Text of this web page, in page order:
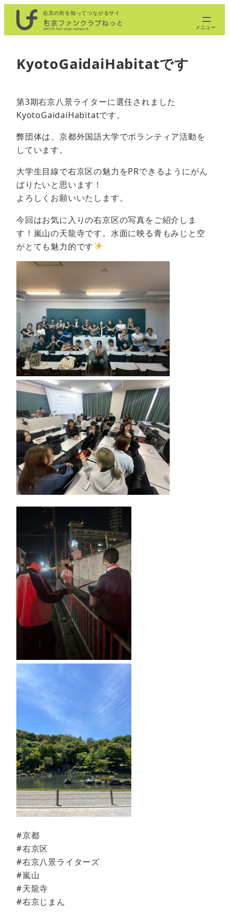
を
右京の街を知ってつながるサイ
ト
KyotoGaidaiHabitatです
第3期右京八景ライターに選任されました
KyotoGaidaiHabitatです。
弊団体は、京都外国語大学でボランティア活動を
しています。
大学生目線で右京区の魅力をPRできるようにがん
ばりたいと思います！
よろしくお願いいたします。
今回はお気に入りの右京区の写真をご紹介しま
す！嵐山の天龍寺です。水面に映る青もみじと空
がとても魅力的です
#京都
#右京区
#右京八景ライターズ
#嵐山
#天龍寺
#右京じまん